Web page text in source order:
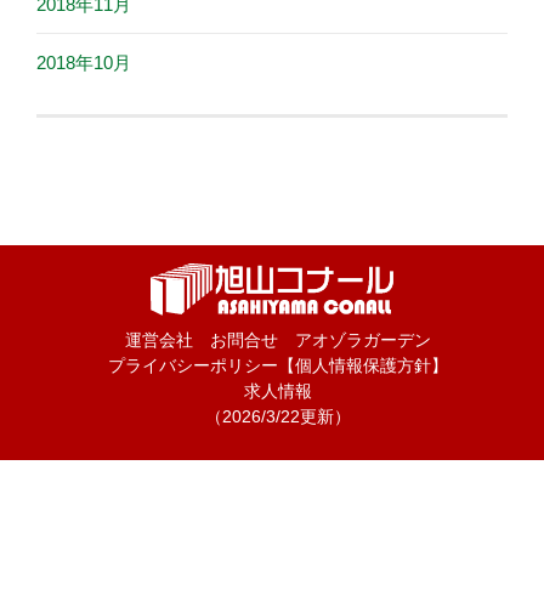
2018年11月
2018年10月
運営会社 お問合せ
アオゾラガーデン
プライバシーポリシー【個人情報保護方針】
求人情報
（2026/3/22更新）